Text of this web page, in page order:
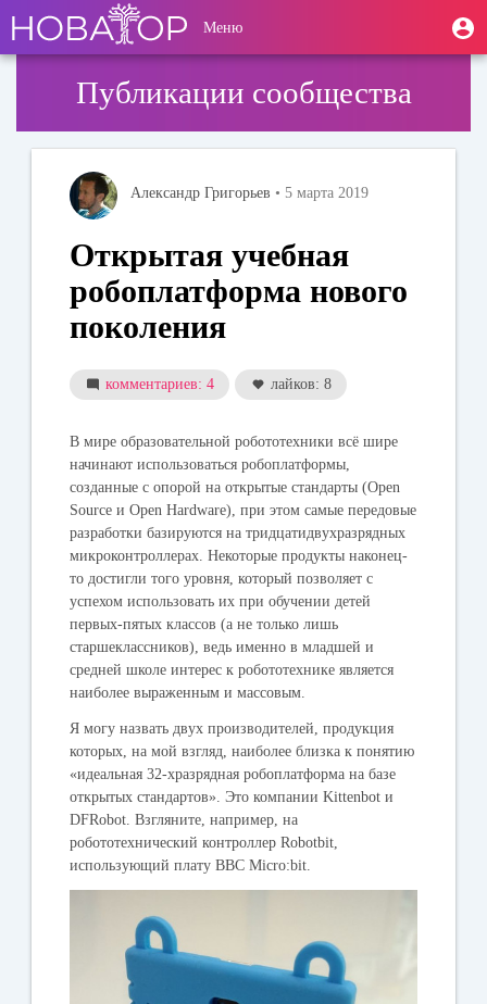
основному
содержанию
User
account
Меню
Публикации сообщества
Александр Григорьев • 5 марта 2019
Открытая учебная
робоплатформа нового
поколения
комментариев: 4 лайков: 8
В мире образовательной робототехники всё шире
начинают использоваться робоплатформы,
созданные с опорой на открытые стандарты (Open
Source и Open Hardware), при этом самые передовые
разработки базируются на тридцатидвухразрядных
микроконтроллерах. Некоторые продукты наконец-
то достигли того уровня, который позволяет с
успехом использовать их при обучении детей
первых-пятых классов (а не только лишь
старшеклассников), ведь именно в младшей и
средней школе интерес к робототехнике является
наиболее выраженным и массовым.
Я могу назвать двух производителей, продукция
которых, на мой взгляд, наиболее близка к понятию
«идеальная 32-хразрядная робоплатформа на базе
открытых стандартов». Это компании Kittenbot и
DFRobot. Взгляните, например, на
робототехнический контроллер Robotbit,
использующий плату BBC Micro:bit.